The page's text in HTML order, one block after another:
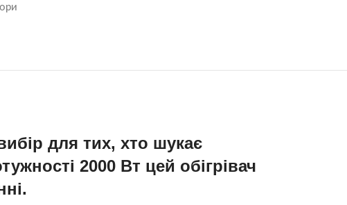
для тих, хто шукає
2000 Вт цей обігрівач